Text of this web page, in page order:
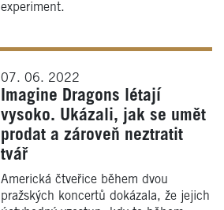
experiment.
07. 06. 2022
Imagine Dragons létají
vysoko. Ukázali, jak se umět
prodat a zároveň neztratit
tvář
Americká čtveřice během dvou
pražských koncertů dokázala, že jejich